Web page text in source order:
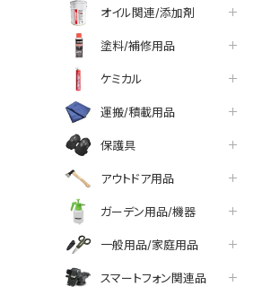
オイル関連/添加剤
塗料/補修用品
ケミカル
運搬/積載用品
保護具
アウトドア用品
ガーデン用品/機器
一般用品/家庭用品
スマートフォン関連品